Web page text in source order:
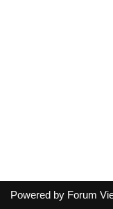
Powered by Forum